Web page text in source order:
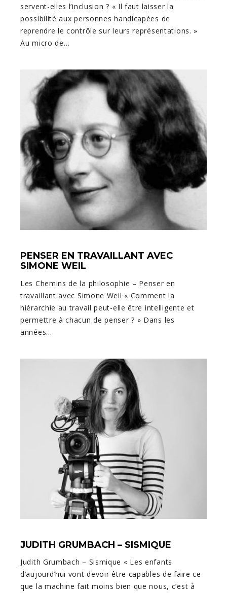
servent-elles l’inclusion ? « Il faut laisser la
possibilité aux personnes handicapées de
reprendre le contrôle sur leurs représentations. »
Au micro de…
PENSER EN TRAVAILLANT AVEC
SIMONE WEIL
Les Chemins de la philosophie – Penser en
travaillant avec Simone Weil « Comment la
hiérarchie au travail peut-elle être intelligente et
permettre à chacun de penser ? » Dans les
années…
JUDITH GRUMBACH – SISMIQUE
Judith Grumbach – Sismique « Les enfants
d’aujourd’hui vont devoir être capables de faire ce
que la machine fait moins bien que nous, c’est à